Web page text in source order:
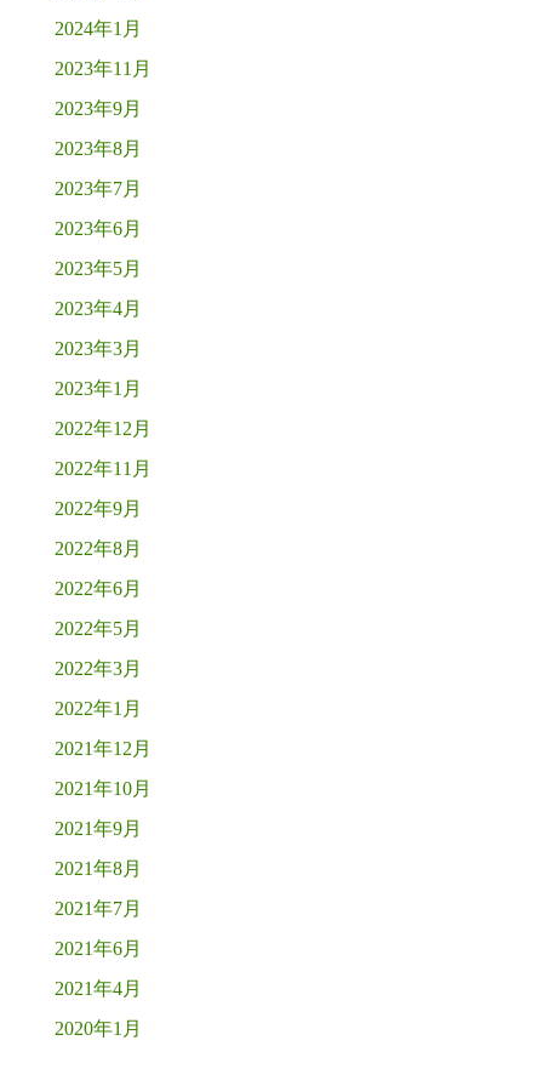
2024年1月
2023年11月
2023年9月
2023年8月
2023年7月
2023年6月
2023年5月
2023年4月
2023年3月
2023年1月
2022年12月
2022年11月
2022年9月
2022年8月
2022年6月
2022年5月
2022年3月
2022年1月
2021年12月
2021年10月
2021年9月
2021年8月
2021年7月
2021年6月
2021年4月
2020年1月